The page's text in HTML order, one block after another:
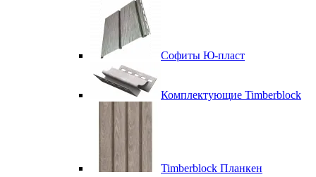
Софиты Ю-пласт
Комплектующие Timberblock
Timberblock Планкен